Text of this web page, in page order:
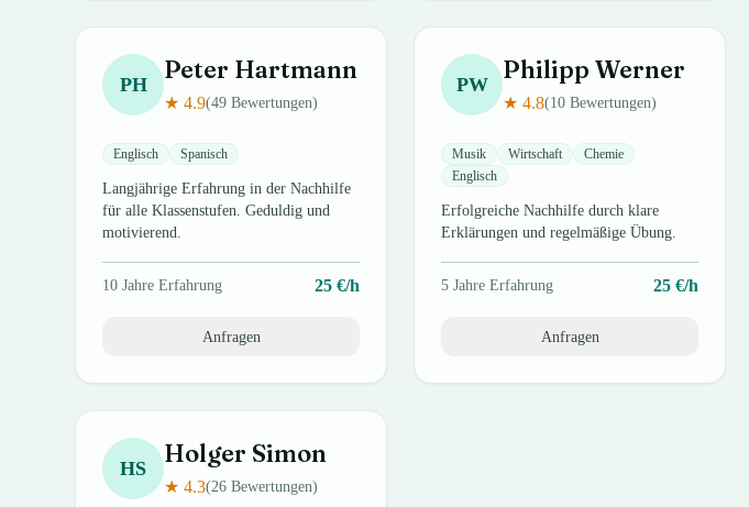
PH Peter Hartmann
★ 4.9(49 Bewertungen)
Englisch Spanisch
Langjährige Erfahrung in der Nachhilfe
für alle Klassenstufen. Geduldig und
motivierend.
10 Jahre Erfahrung 25 €/h
Anfragen
PW Philipp Werner
★ 4.8(10 Bewertungen)
Musik Wirtschaft
Chemie
Englisch
Erfolgreiche Nachhilfe durch klare
Erklärungen und regelmäßige Übung.
5 Jahre Erfahrung 25 €/h
Anfragen
HS Holger Simon
★ 4.3(26 Bewertungen)